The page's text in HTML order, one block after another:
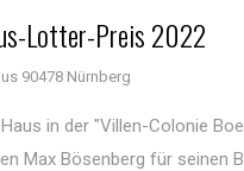
Lotter-Preis 2022
90478 Nürnberg
in der "Villen-Colonie
Max Bösenberg für seinen